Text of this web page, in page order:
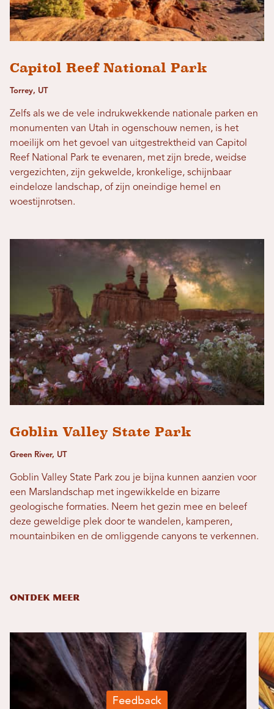
Capitol Reef National Park
Torrey, UT
Zelfs als we de vele indrukwekkende nationale parken en
monumenten van Utah in ogenschouw nemen, is het
moeilijk om het gevoel van uitgestrektheid van Capitol
Reef National Park te evenaren, met zijn brede, weidse
vergezichten, zijn gekwelde, kronkelige, schijnbaar
eindeloze landschap, of zijn oneindige hemel en
woestijnrotsen.
Goblin Valley State Park
Green River, UT
Goblin Valley State Park zou je bijna kunnen aanzien voor
een Marslandschap met ingewikkelde en bizarre
geologische formaties. Neem het gezin mee en beleef
deze geweldige plek door te wandelen, kamperen,
mountainbiken en de omliggende canyons te verkennen.
ONTDEK MEER